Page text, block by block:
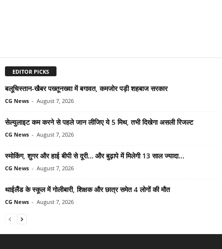
EDITOR PICKS
बलूचिस्तान-खैबर पख्तूनख्वा में बगावत, कमजोर पड़ी शहबाज सरकार
CG News - August 7, 2026
सेल्युलाइट कम करने से पहले जान लीजिए ये 5 मिथ, तभी दिखेगा असली रिजल्ट
CG News - August 7, 2026
स्मोकिंग, शुगर और हाई बीपी से दूरी… और बुढ़ापे में मिलेगी 13 साल ज्यादा...
CG News - August 7, 2026
थाईलैंड के स्कूल में गोलीबारी, शिक्षक और छात्र समेत 4 लोगों की मौत
CG News - August 7, 2026